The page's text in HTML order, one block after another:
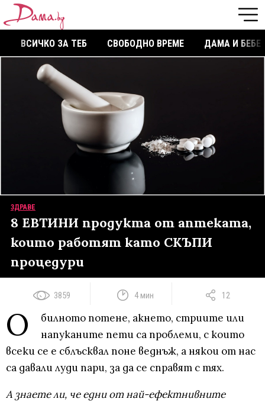
ВСИЧКО ЗА ТЕБ СВОБОДНО ВРЕМЕ ДАМА И БЕБЕ
ЗДРАВЕ
8 ЕВТИНИ продукта от аптеката,
които работят като СКЪПИ
процедури
3859 4 мин 12
О
билното потене, акнето, стриите или
напуканите пети са проблеми, с които
всеки се е сблъсквал поне веднъж, а някои от нас
са давали луди пари, за да се справят с тях.
А знаете ли, че едни от най-ефектнивните